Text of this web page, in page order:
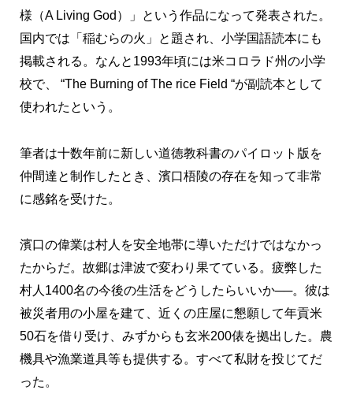
様（A Living God）」という作品になって発表された。
国内では「稲むらの火」と題され、小学国語読本にも
掲載される。なんと1993年頃には米コロラド州の小学
校で、 “The Burning of The rice Field “が副読本として
使われたという。
筆者は十数年前に新しい道徳教科書のパイロット版を
仲間達と制作したとき、濱口梧陵の存在を知って非常
に感銘を受けた。
濱口の偉業は村人を安全地帯に導いただけではなかっ
たからだ。故郷は津波で変わり果てている。疲弊した
村人1400名の今後の生活をどうしたらいいか──。彼は
被災者用の小屋を建て、近くの庄屋に懇願して年貢米
50石を借り受け、みずからも玄米200俵を拠出した。農
機具や漁業道具等も提供する。すべて私財を投じてだ
った。